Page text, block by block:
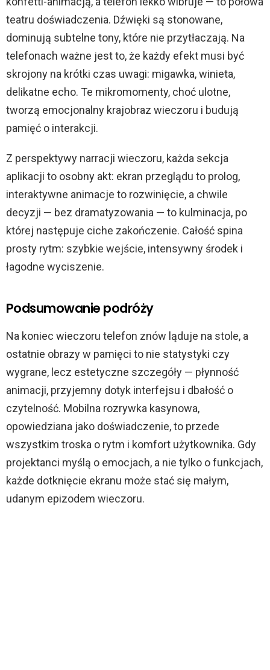
teatru doświadczenia. Dźwięki są stonowane,
dominują subtelne tony, które nie przytłaczają. Na
telefonach ważne jest to, że każdy efekt musi być
skrojony na krótki czas uwagi: migawka, winieta,
delikatne echo. Te mikromomenty, choć ulotne,
tworzą emocjonalny krajobraz wieczoru i budują
pamięć o interakcji.
Z perspektywy narracji wieczoru, każda sekcja
aplikacji to osobny akt: ekran przeglądu to prolog,
interaktywne animacje to rozwinięcie, a chwile
decyzji — bez dramatyzowania — to kulminacja, po
której następuje ciche zakończenie. Całość spina
prosty rytm: szybkie wejście, intensywny środek i
łagodne wyciszenie.
Podsumowanie podróży
Na koniec wieczoru telefon znów ląduje na stole, a
ostatnie obrazy w pamięci to nie statystyki czy
wygrane, lecz estetyczne szczegóły — płynność
animacji, przyjemny dotyk interfejsu i dbałość o
czytelność. Mobilna rozrywka kasynowa,
opowiedziana jako doświadczenie, to przede
wszystkim troska o rytm i komfort użytkownika. Gdy
projektanci myślą o emocjach, a nie tylko o funkcjach,
każde dotknięcie ekranu może stać się małym,
udanym epizodem wieczoru.